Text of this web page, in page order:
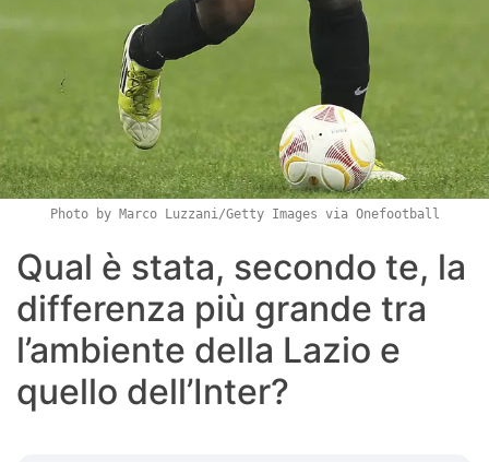
Photo by Marco Luzzani/Getty Images via Onefootball
Qual è stata, secondo te, la
differenza più grande tra
l’ambiente della Lazio e
quello dell’Inter?